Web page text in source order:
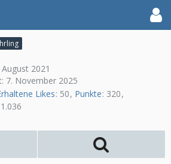
2021
7. November 2025
Likes 50 Punkte 320
1.036